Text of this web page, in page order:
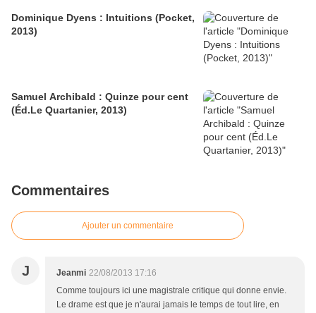
Dominique Dyens : Intuitions (Pocket,
2013)
Samuel Archibald : Quinze pour cent
(Éd.Le Quartanier, 2013)
Commentaires
Ajouter un commentaire
J Jeanmi 22/08/2013 17:16
Comme toujours ici une magistrale critique qui donne envie.
Le drame est que je n'aurai jamais le temps de tout lire, en